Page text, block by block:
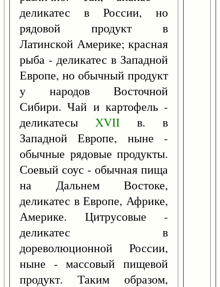
деликатес в России, но
рядовой продукт в
Латинской Америке; красная
рыба - деликатес в Западной
Европе, но обычный продукт
у народов Восточной
Сибири. Чай и картофель -
деликатесы XVII в. в
Западной Европе, ныне -
обычные рядовые продукты.
Соевый соус - обычная пища
на Дальнем Востоке,
деликатес в Европе, Африке,
Америке. Цитрусовые -
деликатес в
дореволюционной России,
ныне - массовый пищевой
продукт. Таким образом,